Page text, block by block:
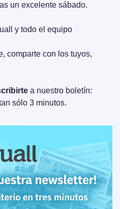
un excelente sábado.
y todo el equipo
a nuestro boletín:
sólo 3 minutos.